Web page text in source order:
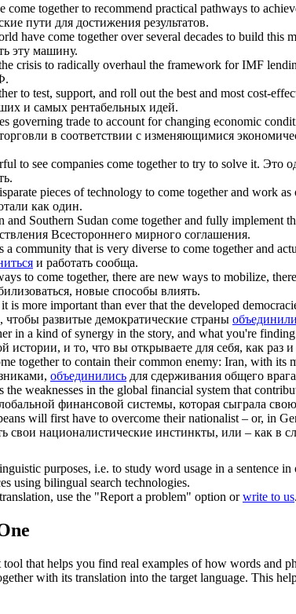
come togetherto recommend practical pathways to
пути для достижения результатов.
have come togetherover several decades to build this
эту машину.
crisis to radically overhaul the framework for IMF
to test, support, and roll out the best and most cost-
и самых рентабельных идей.
governing trade to account for changing economic
в соответствии с изменяющимися
to see companies come togetherto try to solve it. Это
pieces of technology to come togetherand work as
как один.
and Southern Sudan come togetherand fully implement
Всестороннего мирного соглашения.
a community that is very diverse to come togetherand
и работать сообща.
to come together, there are new ways to mobilize,
новые способы влиять.
is more important than ever that the developed
развитые демократические страны
in a kind of synergy in the story, and what you're finding
и то, что вы открываете для себя, как раз и
togetherto contain their common enemy: Iran, with its
объединились для сдерживания общего
the weaknesses in the global financial system that
финансовой системы, которая сыграла
will first have to overcome their nationalist – or, in
националистические инстинкты, или – как в
purposes, i.e. to study word usage in a sentence
using bilingual search technologies.
use the "Report a problem" option orwrite to us.
that helps you find real examples of how words and
with its translation into the target language. This